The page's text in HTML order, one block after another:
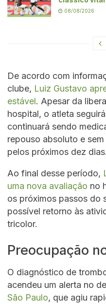
08/08/2026
De acordo com
clube, Luiz Gustavo
estável. Apesar da
hospital, o atleta
continuará sendo
repouso absoluto e
pelos próximos dez dias.
Ao final desse período,
uma nova avaliação no
os próximos passos do
possível retorno às
tricolor.
Preocupação
O diagnóstico de
acendeu um alerta no
São Paulo, que agiu